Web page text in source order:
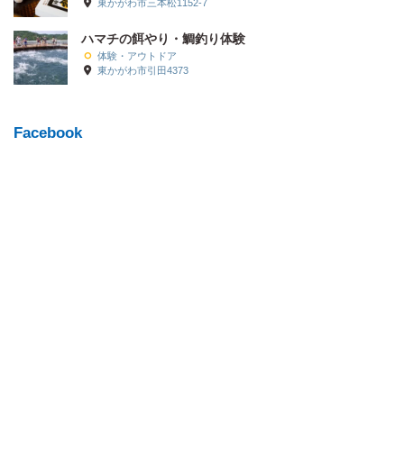
東かがわ市三本松1152-7
ハマチの餌やり・鯛釣り体験
体験・アウトドア
東かがわ市引田4373
Facebook